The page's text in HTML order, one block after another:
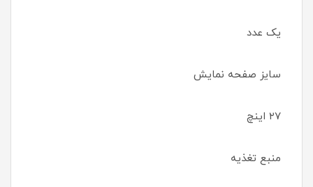
یک عدد
سایز صفحه نمایش
۲۷ اینچ
منبع تغذیه